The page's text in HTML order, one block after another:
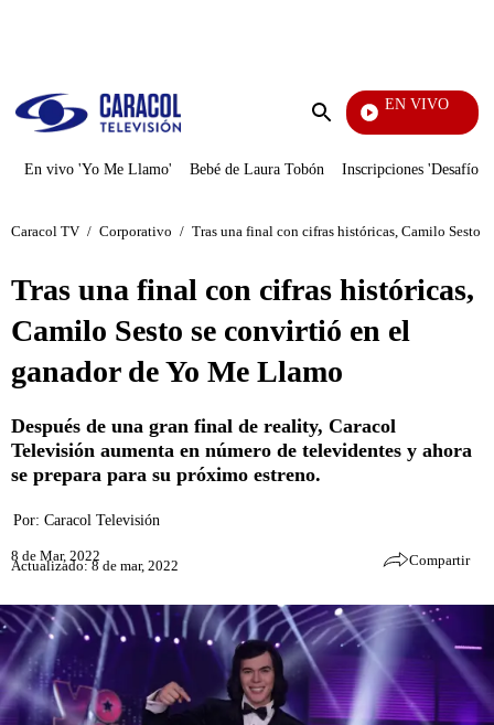
Enviar
EN VIVO
En vivo 'Yo Me Llamo' Bebé de Laura Tobón Inscripciones 'Desafío'
Caracol TV / Corporativo / Tras una final con cifras históricas, Camilo Sesto
Tras una final con cifras históricas,
Camilo Sesto se convirtió en el
ganador de Yo Me Llamo
Después de una gran final de reality, Caracol
Televisión aumenta en número de televidentes y ahora
se prepara para su próximo estreno.
Por: Caracol Televisión
8 de Mar, 2022
Actualizado: 8 de mar, 2022 Compartir